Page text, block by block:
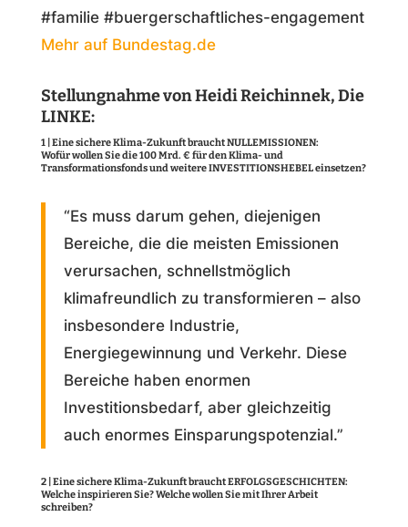
#familie #buergerschaftliches-engagement
Mehr auf Bundestag.de
Stellungnahme von Heidi Reichinnek, Die
LINKE:
1 | Eine sichere Klima-Zukunft braucht NULLEMISSIONEN:
Wofür wollen Sie die 100 Mrd. € für den Klima- und
Transformationsfonds und weitere INVESTITIONSHEBEL einsetzen?
“Es muss darum gehen, diejenigen
Bereiche, die die meisten Emissionen
verursachen, schnellstmöglich
klimafreundlich zu transformieren – also
insbesondere Industrie,
Energiegewinnung und Verkehr. Diese
Bereiche haben enormen
Investitionsbedarf, aber gleichzeitig
auch enormes Einsparungspotenzial.”
2 | Eine sichere Klima-Zukunft braucht ERFOLGSGESCHICHTEN:
Welche inspirieren Sie? Welche wollen Sie mit Ihrer Arbeit
schreiben?